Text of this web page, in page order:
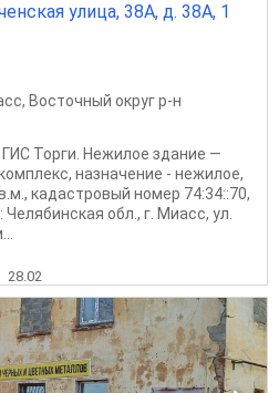
улица, 38А, д. 38А, 1
, Восточный округ р-н
Торги. Нежилое здание —
назначение - нежилое,
кадастровый номер 74:34::70,
обл., г. Миасс, ул.
28.02